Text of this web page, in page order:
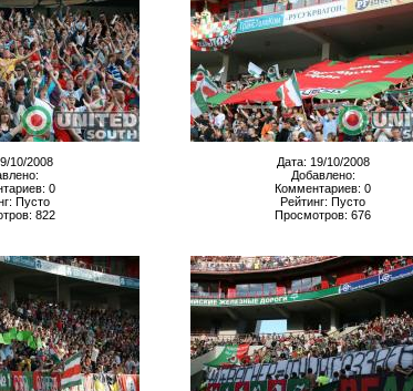
10/2008
0
Пусто
822
Дата: 19/10/2008
Добавлено:
Комментариев: 0
Рейтинг: Пусто
Просмотров: 676